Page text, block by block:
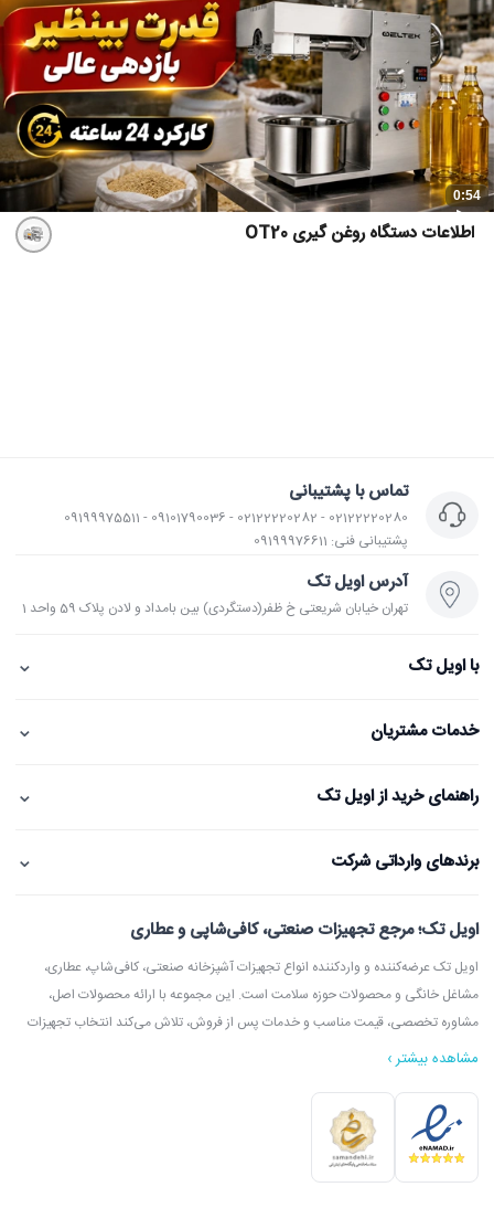
0:54
اطلاعات دستگاه روغن گیری OT20
تماس با پشتیبانی
02122220280 - 02122220282 - 09101790036 - 09199975511
پشتیبانی فنی: 09199976611
آدرس اویل تک
تهران خیابان شریعتی خ ظفر(دستگردی) بین بامداد و لادن پلاک 59 واحد 1
با اویل تک ⌄
خدمات مشتریان ⌄
راهنمای خرید از اویل تک ⌄
برندهای وارداتی شرکت ⌄
اویل تک؛ مرجع تجهیزات صنعتی، کافی‌شاپی و عطاری
اویل تک عرضه‌کننده و واردکننده انواع تجهیزات آشپزخانه صنعتی، کافی‌شاپ، عطاری،
مشاغل خانگی و محصولات حوزه سلامت است. این مجموعه با ارائه محصولات اصل،
مشاوره تخصصی، قیمت مناسب و خدمات پس از فروش، تلاش می‌کند انتخاب تجهیزات
در اویل تک می‌توانید انواع دستگاه آسیاب عطاری، آسیاب قهوه، دستگاه روغن‌گیری،
ارده‌گیری و کره‌گیری، دستگاه بخور، بویلر آب جوش، اسپرسوساز، گریل، سرخ‌کن، خمیرگیر،
مشاهده بیشتر ›